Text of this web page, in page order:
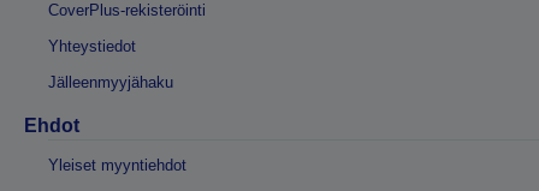
CoverPlus-rekisteröinti
Yhteystiedot
Jälleenmyyjähaku
Ehdot
Yleiset myyntiehdot